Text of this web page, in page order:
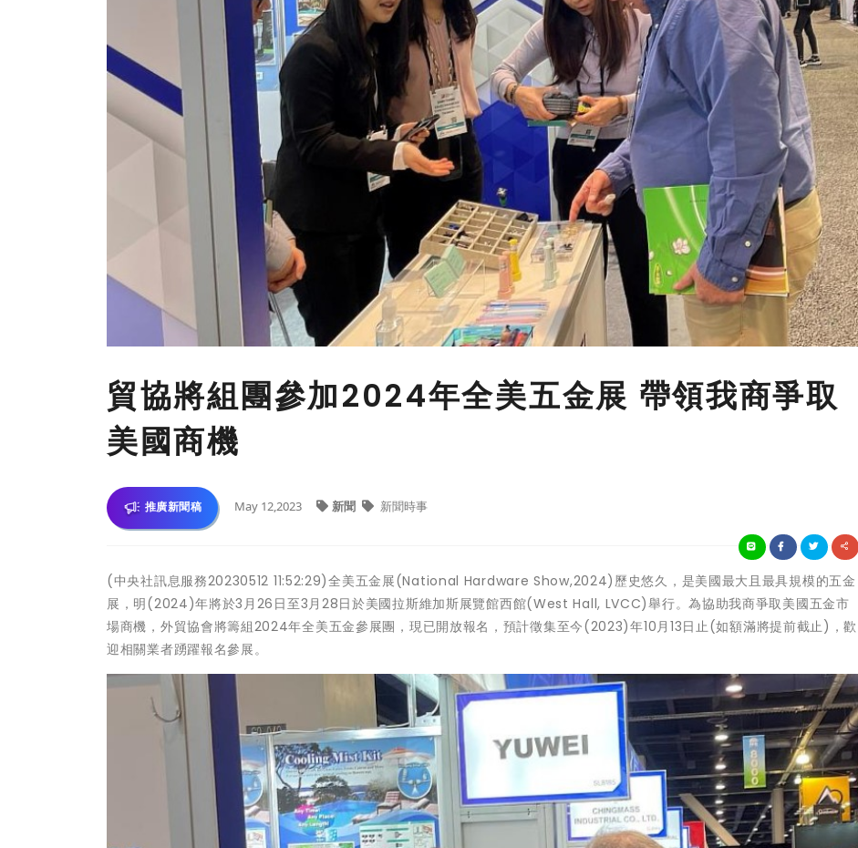
貿協將組團參加2024年全美五金展 帶領我商爭取
美國商機
推廣新聞稿 May 12,2023 新聞 新聞時事
(中央社訊息服務20230512 11:52:29)全美五金展(National Hardware Show,2024)歷史悠久，是美國最大且最具規模的五金
展，明(2024)年將於3月26日至3月28日於美國拉斯維加斯展覽館西館(West Hall, LVCC)舉行。為協助我商爭取美國五金市
場商機，外貿協會將籌組2024年全美五金參展團，現已開放報名，預計徵集至今(2023)年10月13日止(如額滿將提前截止)，歡
迎相關業者踴躍報名參展。